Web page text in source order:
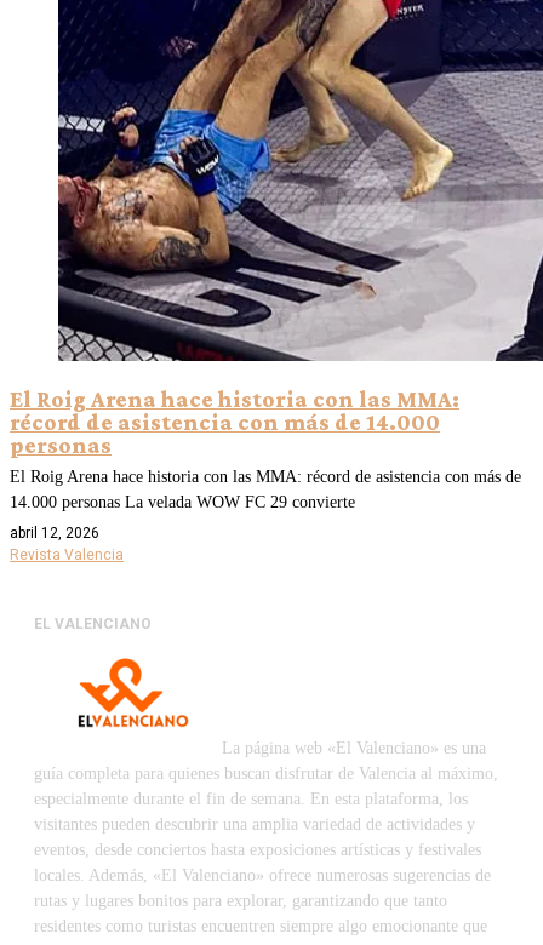
El Roig Arena hace historia con las MMA:
récord de asistencia con más de 14.000
personas
El Roig Arena hace historia con las MMA: récord de asistencia con más de
14.000 personas La velada WOW FC 29 convierte
abril 12, 2026
Revista Valencia
EL VALENCIANO
La página web «El Valenciano» es una
guía completa para quienes buscan disfrutar de Valencia al máximo,
especialmente durante el fin de semana. En esta plataforma, los
visitantes pueden descubrir una amplia variedad de actividades y
eventos, desde conciertos hasta exposiciones artísticas y festivales
locales. Además, «El Valenciano» ofrece numerosas sugerencias de
rutas y lugares bonitos para explorar, garantizando que tanto
residentes como turistas encuentren siempre algo emocionante que